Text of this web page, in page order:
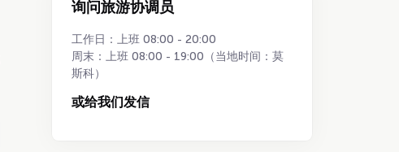
询问旅游协调员
工作日：上班 08:00 - 20:00
周末：上班 08:00 - 19:00（当地时间：莫
斯科）
或给我们发信